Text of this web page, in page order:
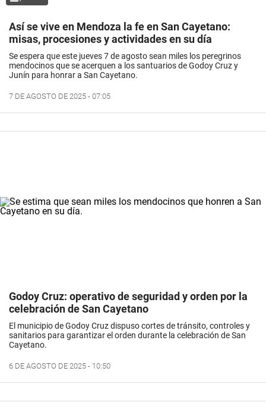
Así se vive en Mendoza la fe en San Cayetano:
misas, procesiones y actividades en su día
Se espera que este jueves 7 de agosto sean miles los peregrinos
mendocinos que se acerquen a los santuarios de Godoy Cruz y
Junín para honrar a San Cayetano.
7 DE AGOSTO DE 2025 - 07:05
Godoy Cruz: operativo de seguridad y orden por la
celebración de San Cayetano
El municipio de Godoy Cruz dispuso cortes de tránsito, controles y
sanitarios para garantizar el orden durante la celebración de San
Cayetano.
6 DE AGOSTO DE 2025 - 10:50